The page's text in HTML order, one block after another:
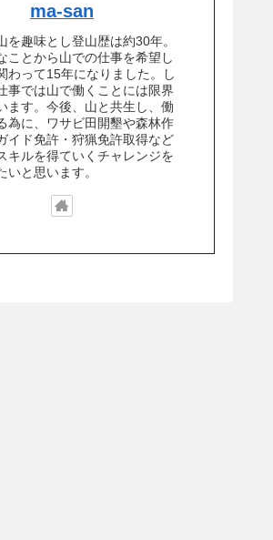
ma-san
を趣味とし登山歴は約30年。
ことから山での仕事を希望し
わって15年になりました。し
事では山で働くことには限界
ます。今後、山と共生し、働
為に、ワサビ田開墾や森林作
イド免許・狩猟免許取得など
キルを得ていくチャレンジを
いと思います。